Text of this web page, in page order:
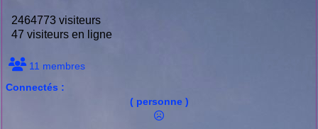
2464773 visiteurs
47 visiteurs en ligne
11 membres
Connectés :
( personne )